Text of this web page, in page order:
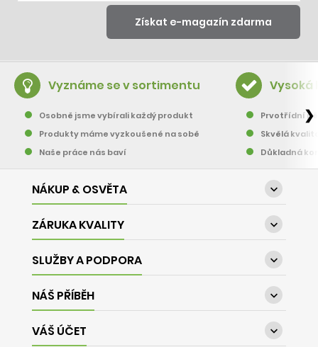
Vyznáme se v sortimentu
Osobně jsme vybírali každý produkt
Produkty máme vyzkoušené na sobě
Naše práce nás baví
Vysoká
Prvotřídní
Skvělá
Důkladná
❯
NÁKUP & OSVĚTA 
ZÁRUKA KVALITY 
SLUŽBY A PODPORA 
NÁŠ PŘÍBĚH 
VÁŠ ÚČET 